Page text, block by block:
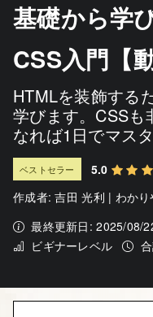
基礎から学
CSS入門【
HTMLを装飾する
学びます。CSSも
なれば1日でマス
ベストセラー 5.0
作成者:吉田 光利 | わか
最終更新日: 2025/08/
ビギナーレベル